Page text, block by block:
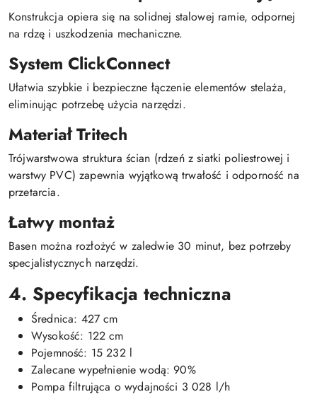
Konstrukcja opiera się na solidnej stalowej ramie, odpornej
na rdzę i uszkodzenia mechaniczne.
System ClickConnect
Ułatwia szybkie i bezpieczne łączenie elementów stelaża,
eliminując potrzebę użycia narzędzi.
Materiał Tritech
Trójwarstwowa struktura ścian (rdzeń z siatki poliestrowej i
warstwy PVC) zapewnia wyjątkową trwałość i odporność na
przetarcia.
Łatwy montaż
Basen można rozłożyć w zaledwie 30 minut, bez potrzeby
specjalistycznych narzędzi.
4. Specyfikacja techniczna
Średnica: 427 cm
Wysokość: 122 cm
Pojemność: 15 232 l
Zalecane wypełnienie wodą: 90%
Pompa filtrująca o wydajności 3 028 l/h